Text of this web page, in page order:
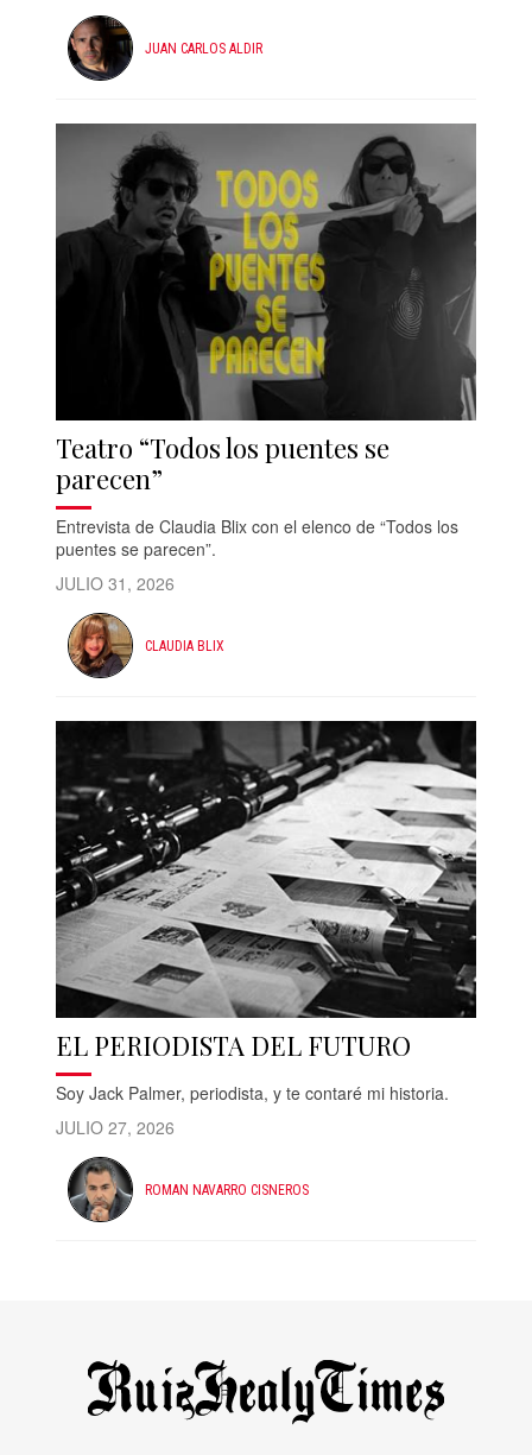
JUAN CARLOS ALDIR
Teatro “Todos los puentes se
parecen”
Entrevista de Claudia Blix con el elenco de “Todos los
puentes se parecen”.
JULIO 31, 2026
CLAUDIA BLIX
EL PERIODISTA DEL FUTURO
Soy Jack Palmer, periodista, y te contaré mi historia.
JULIO 27, 2026
ROMAN NAVARRO CISNEROS